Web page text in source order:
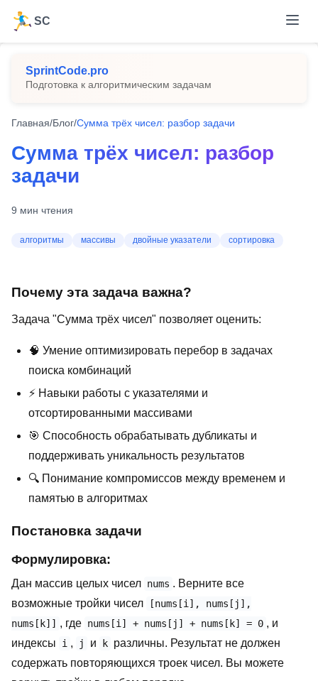
SC
SprintCode.pro
Подготовка к алгоритмическим задачам
Главная/Блог/Сумма трёх чисел: разбор задачи
Сумма трёх чисел: разбор
задачи
9 мин чтения
алгоритмы массивы двойные указатели сортировка
Почему эта задача важна?
Задача "Сумма трёх чисел" позволяет оценить:
🧠 Умение оптимизировать перебор в задачах
поиска комбинаций
⚡ Навыки работы с указателями и
отсортированными массивами
🎯 Способность обрабатывать дубликаты и
поддерживать уникальность результатов
🔍 Понимание компромиссов между временем и
памятью в алгоритмах
Постановка задачи
Формулировка:
Дан массив целых чисел nums . Верните все
возможные тройки чисел
[nums[i], nums[j],
nums[k]] , где nums[i] + nums[j] + nums[k] = 0 , и
индексы
i , j и k различны. Результат не должен
содержать повторяющихся троек чисел. Вы можете